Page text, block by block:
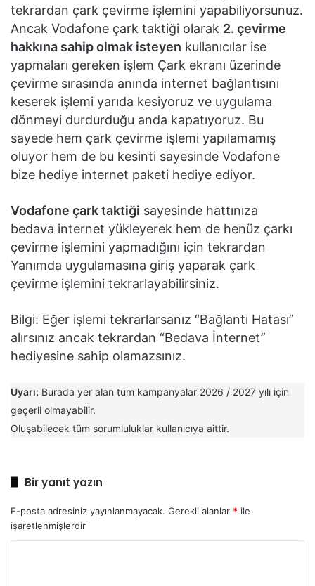
tekrardan çark çevirme işlemini yapabiliyorsunuz.
Ancak Vodafone çark taktiği olarak 2. çevirme
hakkına sahip olmak isteyen kullanıcılar ise
yapmaları gereken işlem Çark ekranı üzerinde
çevirme sırasında anında internet bağlantısını
keserek işlemi yarıda kesiyoruz ve uygulama
dönmeyi durdurduğu anda kapatıyoruz. Bu
sayede hem çark çevirme işlemi yapılamamış
oluyor hem de bu kesinti sayesinde Vodafone
bize hediye internet paketi hediye ediyor.
Vodafone çark taktiği sayesinde hattınıza
bedava internet yükleyerek hem de henüz çarkı
çevirme işlemini yapmadığını için tekrardan
Yanımda uygulamasına giriş yaparak çark
çevirme işlemini tekrarlayabilirsiniz.
Bilgi: Eğer işlemi tekrarlarsanız “Bağlantı Hatası”
alırsınız ancak tekrardan “Bedava İnternet”
hediyesine sahip olamazsınız.
Uyarı: Burada yer alan tüm kampanyalar 2026 / 2027 yılı için
geçerli olmayabilir.
Oluşabilecek tüm sorumluluklar kullanıcıya aittir.
Bir yanıt yazın
E-posta adresiniz yayınlanmayacak. Gerekli alanlar * ile
işaretlenmişlerdir